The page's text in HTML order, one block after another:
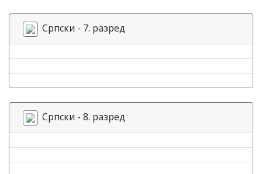
Српски - 7. разред
Српски - 8. разред